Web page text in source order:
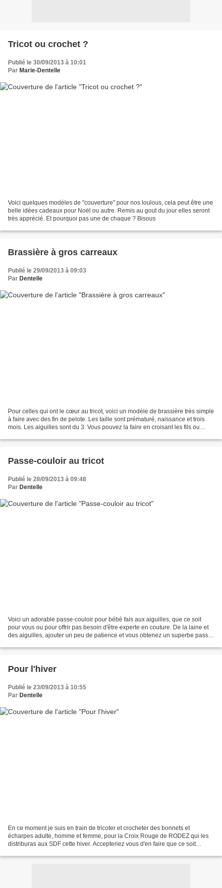
Tricot ou crochet ?
Publié le 30/09/2013 à 10:01
Par Marie-Dentelle
Voici quelques modèles de "couverture" pour nos loulous, cela peut être une
belle idées cadeaux pour Noël ou autre. Remis au gout du jour elles seront
très apprécié. Et pourquoi pas une de chaque ? Bisous
Brassière à gros carreaux
Publié le 29/09/2013 à 09:03
Par Dentelle
Pour celles qui ont le cœur au tricot, voici un modèle de brassière très simple
à faire avec des fin de pelote. Les taille sont prématuré, naissance et trois
mois. Les aiguilles sont du 3. Vous pouvez la faire en croisant les fils ou
Passe-couloir au tricot
Publié le 28/09/2013 à 09:48
Par Dentelle
Voici un adorable passe-couloir pour bébé fais aux aiguilles, que ce soit
pour vous ou pour offrir pas besoin d'être experte en couture. De la laine et
des aiguilles, ajouter un peu de patience et vous obtenez un superbe passe-
Pour l'hiver
Publié le 23/09/2013 à 10:55
Par Dentelle
En ce moment je suis en train de tricoter et crocheter des bonnets et
écharpes adulte, homme et femme, pour la Croix Rouge de RODEZ qui les
distriburas aux SDF cette hiver. Accepteriez vous d'en faire que ce soit